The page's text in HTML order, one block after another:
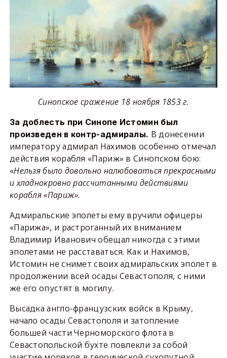
Синопское сражение 18 ноября 1853 г.
За доблесть при Синопе Истомин был
произведен в контр-адмиралы. В донесении
императору адмирал Нахимов особенно отмечал
действия корабля «Париж» в Синопском бою:
«Нельзя было довольно налюбоваться прекрасными
и хладнокровно рассчитанными действиями
корабля «Париж».
Адмиральские эполеты ему вручили офицеры
«Парижа», и растроганный их вниманием
Владимир Иванович обещал никогда с этими
эполетами не расставаться. Как и Нахимов,
Истомин не снимет своих адмиральских эполет в
продолжении всей осады Севастополя, с ними
же его опустят в могилу.
Высадка англо-французских войск в Крыму,
начало осады Севастополя и затопление
большей части Черноморского флота в
Севастопольской бухте повлекли за собой